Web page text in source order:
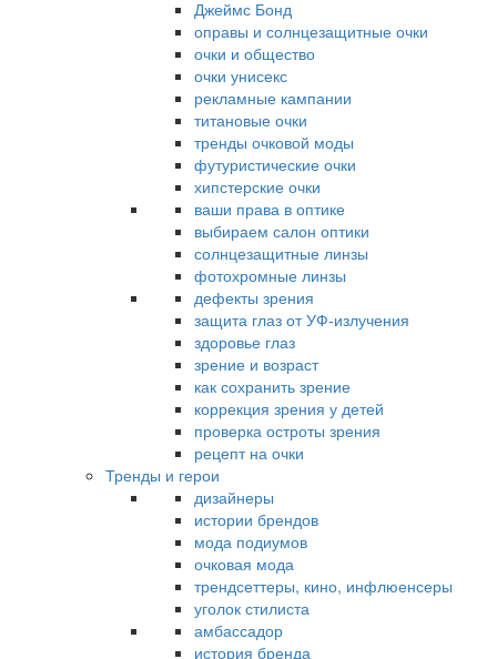
Джеймс Бонд
оправы и солнцезащитные очки
очки и общество
очки унисекс
рекламные кампании
титановые очки
тренды очковой моды
футуристические очки
хипстерские очки
ваши права в оптике
выбираем салон оптики
солнцезащитные линзы
фотохромные линзы
дефекты зрения
защита глаз от УФ-излучения
здоровье глаз
зрение и возраст
как сохранить зрение
коррекция зрения у детей
проверка остроты зрения
рецепт на очки
Тренды и герои
дизайнеры
истории брендов
мода подиумов
очковая мода
трендсеттеры, кино, инфлюенсеры
уголок стилиста
амбассадор
история бренда